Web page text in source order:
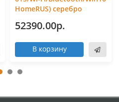
HomeRUS) серебро
52390.00р.
В корзину